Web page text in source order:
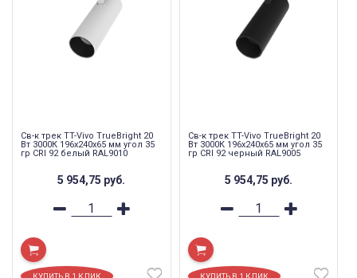
Св-к трек TT-Vivo TrueBright 20
Вт 3000К 196х240х65 мм угол 35
гр CRI 92 белый RAL9010
5 954,75 руб.
Св-к трек TT-Vivo TrueBright 20
Вт 3000К 196х240х65 мм угол 35
гр CRI 92 черный RAL9005
5 954,75 руб.